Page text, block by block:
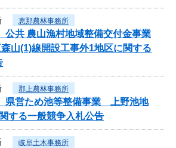
恵那農林事務所
公共 農山漁村地域整備交付金事業
山(1)線開設工事外1地区に関する
郡上農林事務所
県営ため池等整備事業 上野池地
する一般競争入札公告
岐阜土木事務所